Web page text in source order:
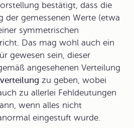
bestätigt, dass die
der gemessenen Werte (etwa
symmetrischen
Das mag wohl auch ein
gewesen sein, dieser
angesehenen Verteilung
zu geben, wobei
zu allerlei Fehldeutungen
wenn alles nicht
eingestuft wurde.